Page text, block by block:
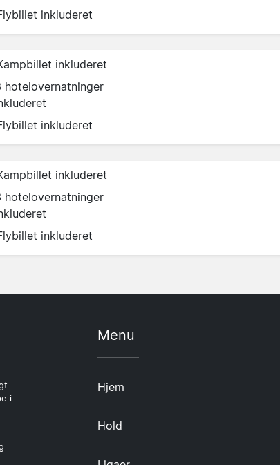
inkluderet
inkluderet
hotelovernatninger
inkluderet
inkluderet
hotelovernatninger
inkluderet
i
Menu
Hjem
Hold